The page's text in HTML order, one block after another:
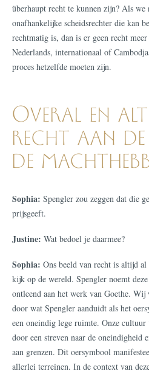
überhaupt recht te kunnen zijn? Als we
onafhankelijke scheidsrechter die kan
rechtmatig is, dan is er geen recht
Nederlands, internationaal of
proces hetzelfde moeten zijn.
Overal en
recht aan de
de
Sophia: Spengler zou zeggen dat die
prijsgeeft.
Justine: Wat bedoel je daarmee?
Sophia: Ons beeld van recht is altijd
kijk op de wereld. Spengler noemt
ontleend aan het werk van Goethe.
door wat Spengler aanduidt als het
een oneindig lege ruimte. Onze
door een streven naar de oneindigheid
aan grenzen. Dit oersymbool
allerlei terreinen. In de context van